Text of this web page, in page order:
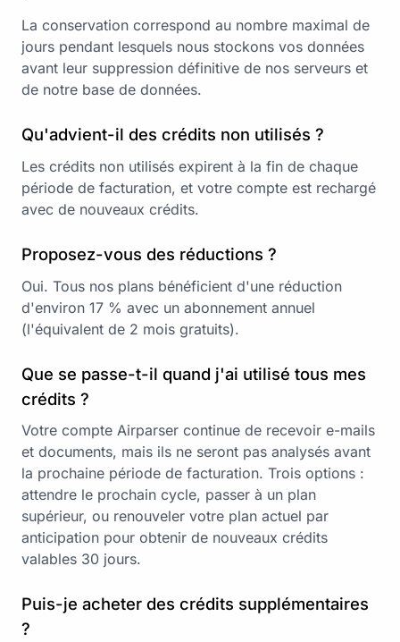
La conservation correspond au nombre maximal de
jours pendant lesquels nous stockons vos données
avant leur suppression définitive de nos serveurs et
de notre base de données.
Qu'advient-il des crédits non utilisés ?
Les crédits non utilisés expirent à la fin de chaque
période de facturation, et votre compte est rechargé
avec de nouveaux crédits.
Proposez-vous des réductions ?
Oui. Tous nos plans bénéficient d'une réduction
d'environ 17 % avec un abonnement annuel
(l'équivalent de 2 mois gratuits).
Que se passe-t-il quand j'ai utilisé tous mes
crédits ?
Votre compte Airparser continue de recevoir e-mails
et documents, mais ils ne seront pas analysés avant
la prochaine période de facturation. Trois options :
attendre le prochain cycle, passer à un plan
supérieur, ou renouveler votre plan actuel par
anticipation pour obtenir de nouveaux crédits
valables 30 jours.
Puis-je acheter des crédits supplémentaires
?